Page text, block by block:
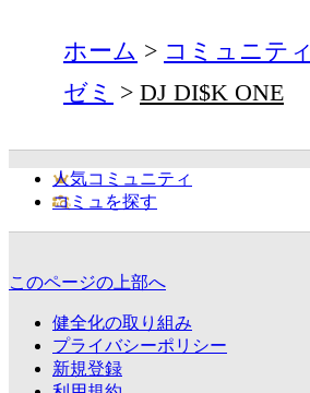
ホーム コミュニティ
ゼミ
DJ DI$K ONE
人気コミュニティ
コミュを探す
このページの上部へ
健全化の取り組み
プライバシーポリシー
新規登録